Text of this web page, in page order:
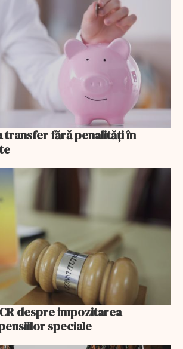
transfer fără penalități în
despre impozitarea
speciale